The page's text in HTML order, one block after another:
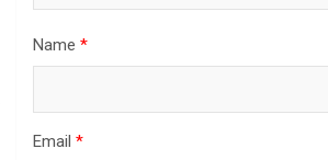
Name *
Email *